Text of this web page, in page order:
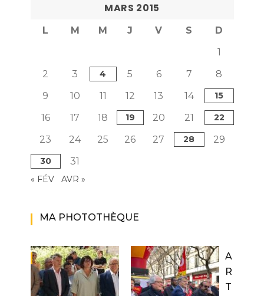
MARS 2015
L M M J V S
D
1
2
3 4 5 6 7
8
9
10 11 12 13 14 15
16 17 18 19 20 21 22
23 24 25 26 27 28 29
30 31
« FÉV AVR »
MA PHOTOTHÈQUE
A
R
T